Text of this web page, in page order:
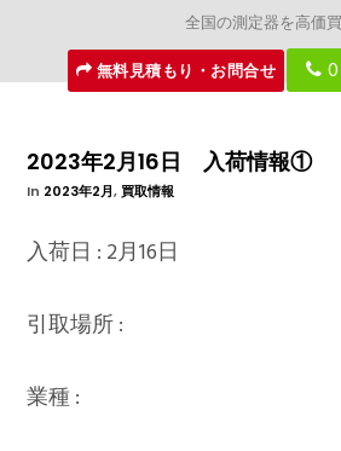
全国の測定器を高価
無料見積もり・お問合せ
2023年2月16日 入荷情報①
In 2023年2月,買取情報
入荷日 : 2月16日
引取場所 :
業種 :